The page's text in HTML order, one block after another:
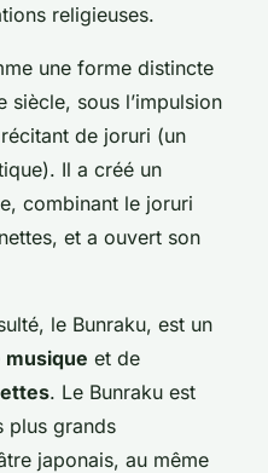
religieuses.
une forme distincte
siècle, sous l’impulsion
de joruri (un
Il a créé un
combinant le joruri
et a ouvert son
le Bunraku, est un
musique et de
. Le Bunraku est
plus grands
japonais, au même